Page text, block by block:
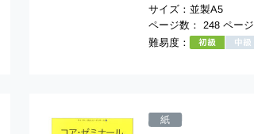
サイズ：並製A5
ページ数： 248 ページ
難易度：
紙